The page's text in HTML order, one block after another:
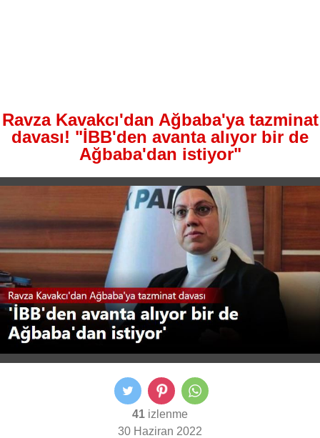
Ravza Kavakcı'dan Ağbaba'ya tazminat
davası! "İBB'den avanta alıyor bir de
Ağbaba'dan istiyor"
41 izlenme
30 Haziran 2022